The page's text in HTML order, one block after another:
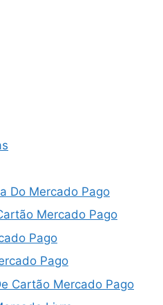
Do Mercado Pago
Mercado Pago
Pago
Pago
Cartão Mercado Pago